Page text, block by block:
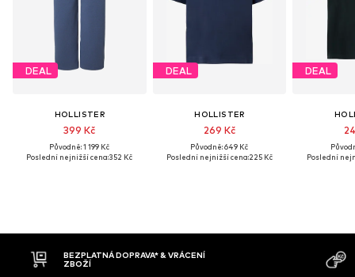
DEAL
HOLLISTER
399 Kč
Původně: 1 199 Kč
Poslední nejnižší cena:352 Kč
DEAL
HOLLISTER
269 Kč
Původně: 649 Kč
Poslední nejnižší cena:225 Kč
DEAL
Poslední
DOBÍRKA
MOŽNOST